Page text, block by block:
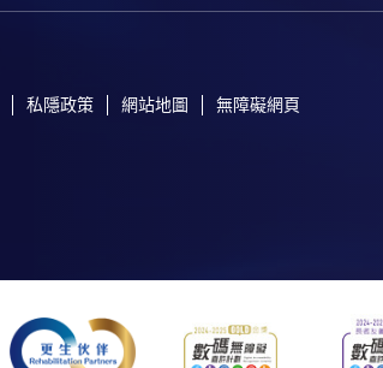
私隱政策 網站地圖 無障礙網頁